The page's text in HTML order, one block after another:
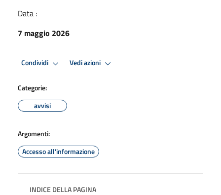
Data :
7 maggio 2026
Condividi Vedi azioni
Categorie:
avvisi
Argomenti:
Accesso all'informazione
INDICE DELLA PAGINA